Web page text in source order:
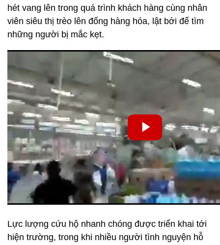
hét vang lên trong quá trình khách hàng cùng nhân
viên siêu thị trèo lên đống hàng hóa, lật bới để tìm
những người bị mắc kẹt.
Lực lượng cứu hộ nhanh chóng được triển khai tới
hiện trường, trong khi nhiều người tình nguyện hỗ